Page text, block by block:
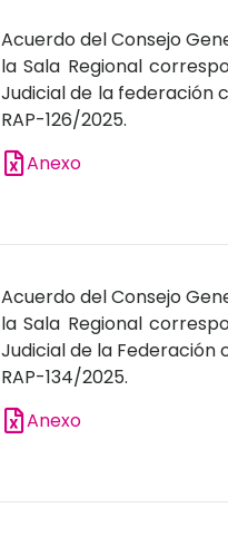
Acuerdo del Consejo
la Sala Regional
Judicial de la federación
RAP-126/2025.
Anexo
Acuerdo del Consejo
la Sala Regional
Judicial de la Federación
RAP-134/2025.
Anexo